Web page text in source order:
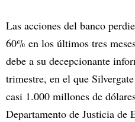
Las acciones del banco
60% en los últimos tres
debe a su decepcionante
trimestre, en el que
casi 1.000 millones de
Departamento de Justicia de